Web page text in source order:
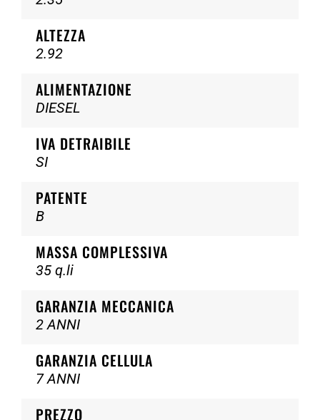
ALTEZZA
2.92
ALIMENTAZIONE
DIESEL
IVA DETRAIBILE
SI
PATENTE
B
MASSA COMPLESSIVA
35 q.li
GARANZIA MECCANICA
2 ANNI
GARANZIA CELLULA
7 ANNI
PREZZO